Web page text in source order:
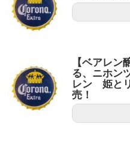
【ベアレン
る、ニホン
レン 姫と
売！